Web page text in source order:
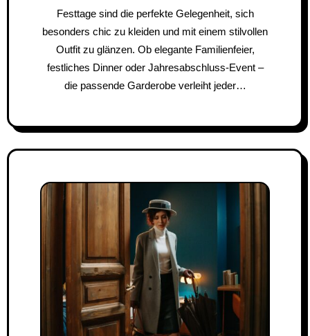
Festtage sind die perfekte Gelegenheit, sich
besonders chic zu kleiden und mit einem stilvollen
Outfit zu glänzen. Ob elegante Familienfeier,
festliches Dinner oder Jahresabschluss-Event –
die passende Garderobe verleiht jeder…